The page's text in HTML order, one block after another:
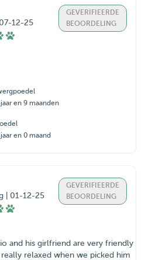
12-25
GEVERIFIEERDE
BEOORDELING
en 9 maanden
en 0 maand
| 01-12-25
GEVERIFIEERDE
BEOORDELING
and his girlfriend are very friendly
relaxed when we picked him